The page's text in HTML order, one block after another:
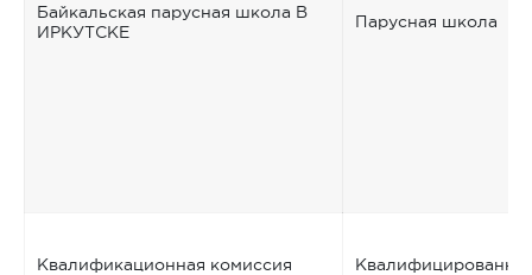
Байкальская парусная школа В
ИРКУТСКЕ
Парусная школа
Квалификационная комиссия